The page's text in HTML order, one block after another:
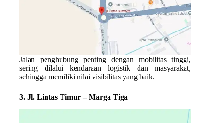
Jalan penghubung penting dengan mobilitas tinggi,
sering dilalui kendaraan logistik dan masyarakat,
sehingga memiliki nilai visibilitas yang baik.
3. Jl. Lintas Timur – Marga Tiga